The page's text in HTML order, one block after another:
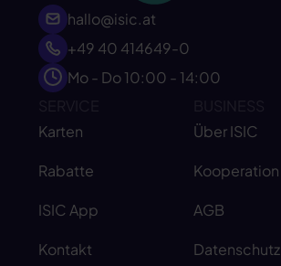
hallo@isic.at
+49 40 414649-0
Mo - Do 10:00 - 14:00
Karten
Rabatte
ISIC App
Kontakt
Über ISIC
Kooperation
AGB
Datenschutz